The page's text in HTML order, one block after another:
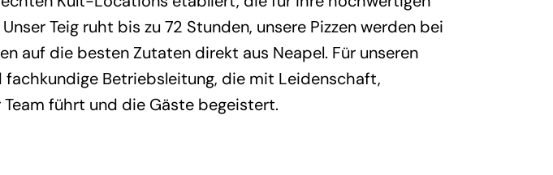
Teig ruht bis zu 72 Stunden, unsere Pizzen werden bei
auf die besten Zutaten direkt aus Neapel. Für unseren
Betriebsleitung, die mit Leidenschaft,
führt und die Gäste begeistert.